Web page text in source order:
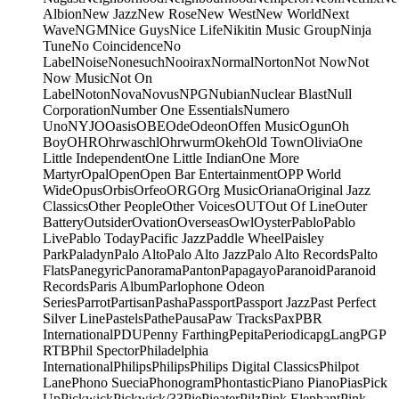
AlbionNew JazzNew RoseNew WestNew WorldNext
WaveNGMNice GuysNice LifeNikitin Music GroupNinja
TuneNo CoincidenceNo
LabelNoiseNonesuchNooiraxNormalNortonNot NowNot
Now MusicNot On
LabelNotonNovaNovusNPGNubianNuclear BlastNull
CorporationNumber One EssentialsNumero
UnoNYJOOasisOBEOdeOdeonOffen MusicOgunOh
BoyOHROhrwaschlOhrwurmOkehOld TownOliviaOne
Little IndependentOne Little IndianOne More
MartyrOpalOpenOpen Bar EntertainmentOPP World
WideOpusOrbisOrfeoORGOrg MusicOrianaOriginal Jazz
ClassicsOther PeopleOther VoicesOUTOut Of LineOuter
BatteryOutsiderOvationOverseasOwlOysterPabloPablo
LivePablo TodayPacific JazzPaddle WheelPaisley
ParkPaladynPalo AltoPalo Alto JazzPalo Alto RecordsPalto
FlatsPanegyricPanoramaPantonPapagayoParanoidParanoid
RecordsParis AlbumParlophone Odeon
SeriesParrotPartisanPashaPassportPassport JazzPast Perfect
Silver LinePastelsPathePausaPaw TracksPaxPBR
InternationalPDUPenny FarthingPepitaPeriodicapgLangPGP
RTBPhil SpectorPhiladelphia
InternationalPhilipsPhilipsPhilips Digital ClassicsPhilpot
LanePhono SueciaPhonogramPhontasticPiano PianoPiasPick